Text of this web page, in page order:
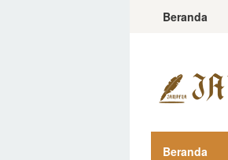
LoncatBeranda
Beranda